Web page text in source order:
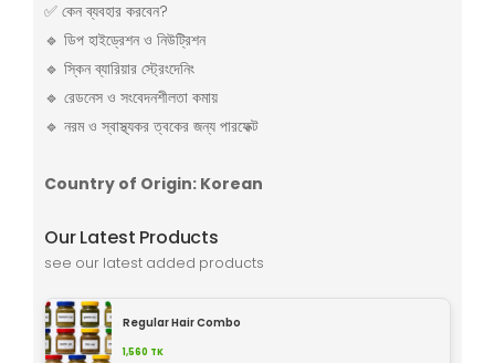
✅ কেন ব্যবহার করবেন?
🔹 ডিপ হাইড্রেশন ও নিউট্রিশন
🔹 স্কিন ব্যারিয়ার স্ট্রেংদেনিং
🔹 রেডনেস ও সংবেদনশীলতা কমায়
🔹 নরম ও স্বাস্থ্যকর ত্বকের জন্য পারফেক্ট
Country of Origin: Korean
Our Latest Products
see our latest added products
Regular Hair Combo
1,560 TK